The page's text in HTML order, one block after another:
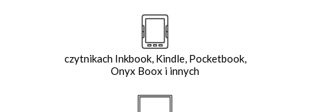
czytnikach Inkbook, Kindle, Pocketbook,
Onyx Boox i innych